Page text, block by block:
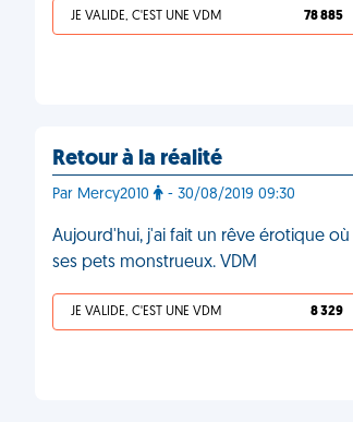
JE VALIDE, C'EST UNE VDM 78 885
Retour à la réalité
Par Mercy2010 - 30/08/2019 09:30
Aujourd'hui, j'ai fait un rêve érotique
ses pets monstrueux. VDM
JE VALIDE, C'EST UNE VDM 8 329